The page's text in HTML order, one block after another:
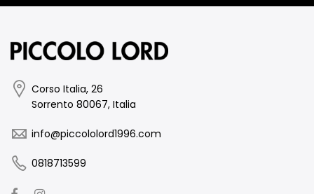
Corso Italia, 26
Sorrento 80067, Italia
info@piccololord1996.com
0818713599